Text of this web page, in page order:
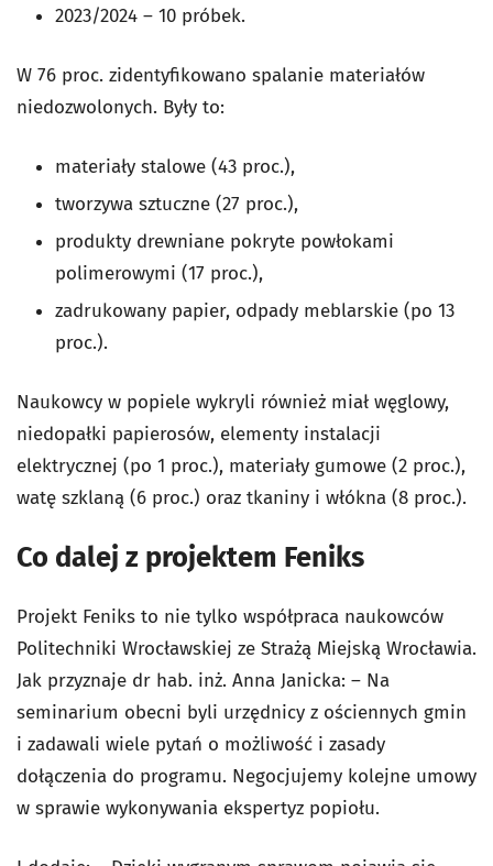
2023/2024 – 10 próbek.
W 76 proc. zidentyfikowano spalanie materiałów
niedozwolonych. Były to:
materiały stalowe (43 proc.),
tworzywa sztuczne (27 proc.),
produkty drewniane pokryte powłokami
polimerowymi (17 proc.),
zadrukowany papier, odpady meblarskie (po 13
proc.).
Naukowcy w popiele wykryli również miał węglowy,
niedopałki papierosów, elementy instalacji
elektrycznej (po 1 proc.), materiały gumowe (2 proc.),
watę szklaną (6 proc.) oraz tkaniny i włókna (8 proc.).
Co dalej z projektem Feniks
Projekt Feniks to nie tylko współpraca naukowców
Politechniki Wrocławskiej ze Strażą Miejską Wrocławia.
Jak przyznaje dr hab. inż. Anna Janicka: – Na
seminarium obecni byli urzędnicy z ościennych gmin
i zadawali wiele pytań o możliwość i zasady
dołączenia do programu. Negocjujemy kolejne umowy
w sprawie wykonywania ekspertyz popiołu.